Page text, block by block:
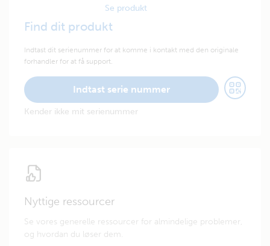
Se produkt
Find dit produkt
Indtast dit serienummer for at komme i kontakt med den originale
forhandler for at få support.
Indtast serie nummer
Kender ikke mit serienummer
Nyttige ressourcer
Se vores generelle ressourcer for almindelige problemer,
og hvordan du løser dem.